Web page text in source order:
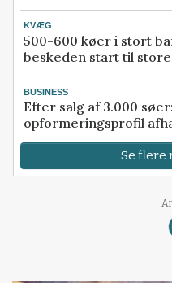
KVÆG
500-600 køer i stort
beskeden start til
BUSINESS
Efter salg af 3.000
opformeringsprofil
Se flere